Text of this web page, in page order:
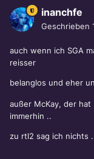
inanchfe
Geschrieben
auch wenn ich SGA
reisser
belanglos und eher
außer McKay, der
immerhin ..
zu rtl2 sag ich nichts